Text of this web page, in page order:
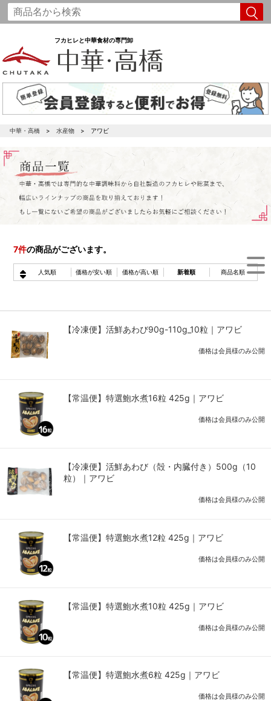
フカヒレと中華食材の専門卸
中華・高橋 水産物 アワビ
7件の商品がございます。
人気順 価格が安い順 価格が高い順 新着順 商品名順
【冷凍便】活鮮あわび90g-110g_10粒｜アワビ
価格は会員様のみ公開
【常温便】特選鮑水煮16粒 425g｜アワビ
価格は会員様のみ公開
【冷凍便】活鮮あわび（殻・内臓付き）500g（10
粒）｜アワビ
価格は会員様のみ公開
【常温便】特選鮑水煮12粒 425g｜アワビ
価格は会員様のみ公開
【常温便】特選鮑水煮10粒 425g｜アワビ
価格は会員様のみ公開
【常温便】特選鮑水煮6粒 425g｜アワビ
価格は会員様のみ公開